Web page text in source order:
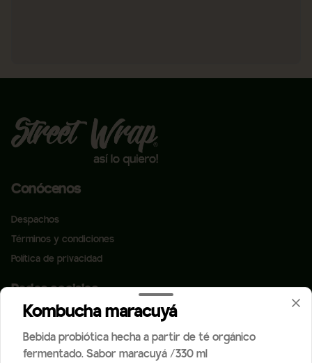
Conócenos
Despachos
Términos y condiciones
Política de privacidad
Redes sociales
Facebook
Kombucha maracuyá
Bebida probiótica hecha a partir de té orgánico
fermentado. Sabor maracuyá /330 ml